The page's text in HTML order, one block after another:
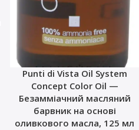
Punti di Vista Oil System
Concept Color Oil —
Безамміачний масляний
барвник на основі
оливкового масла, 125 мл